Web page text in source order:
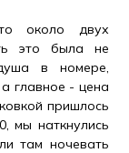
около двух
это была не
в номере,
главное - цена
пришлось
мы наткнулись
там ночевать